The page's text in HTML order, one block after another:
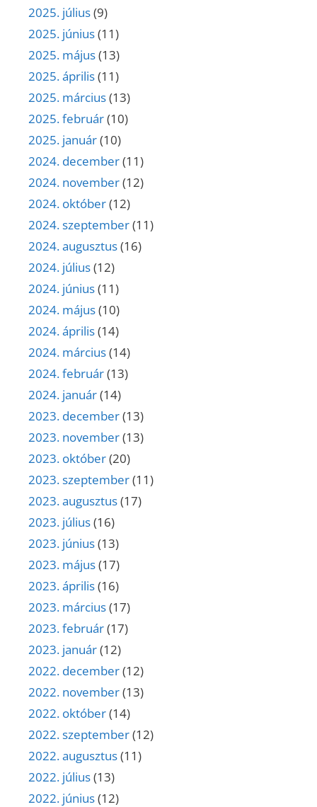
2025. július(9)
2025. június(11)
2025. május(13)
2025. április(11)
2025. március(13)
2025. február(10)
2025. január(10)
2024. december(11)
2024. november(12)
2024. október(12)
2024. szeptember(11)
2024. augusztus(16)
2024. július(12)
2024. június(11)
2024. május(10)
2024. április(14)
2024. március(14)
2024. február(13)
2024. január(14)
2023. december(13)
2023. november(13)
2023. október(20)
2023. szeptember(11)
2023. augusztus(17)
2023. július(16)
2023. június(13)
2023. május(17)
2023. április(16)
2023. március(17)
2023. február(17)
2023. január(12)
2022. december(12)
2022. november(13)
2022. október(14)
2022. szeptember(12)
2022. augusztus(11)
2022. július(13)
2022. június(12)